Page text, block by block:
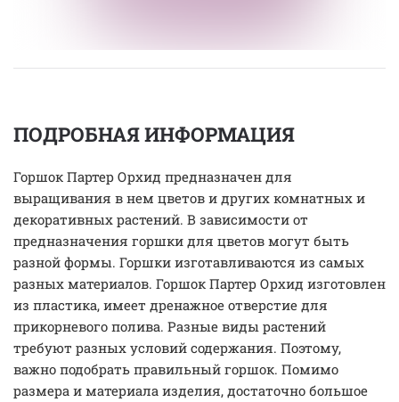
ПОДРОБНАЯ ИНФОРМАЦИЯ
Горшок Партер Орхид предназначен для
выращивания в нем цветов и других комнатных и
декоративных растений. В зависимости от
предназначения горшки для цветов могут быть
разной формы. Горшки изготавливаются из самых
разных материалов. Горшок Партер Орхид изготовлен
из пластика, имеет дренажное отверстие для
прикорневого полива. Разные виды растений
требуют разных условий содержания. Поэтому,
важно подобрать правильный горшок. Помимо
размера и материала изделия, достаточно большое